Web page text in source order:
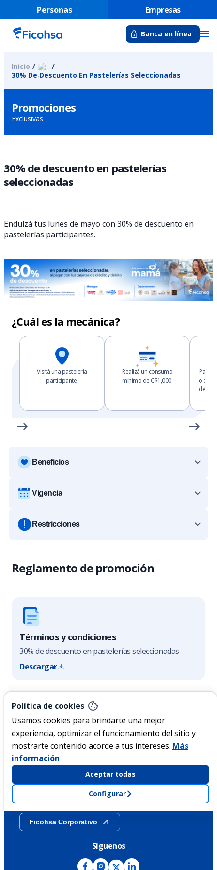
Personas Empresas
Banca en línea
Inicio
30% De Descuento En Pastelerías Seleccionadas
Promociones
Exclusivas
30% de descuento en pastelerías
seleccionadas
Endulzá tus lunes de mayo con 30% de descuento en
pastelerías participantes.
¿Cuál es la mecánica?
Visitá una pastelería
participante.
Realizá un consumo
mínimo de C$1,000.
Pagá
o
Beneficios
Vigencia
Restricciones
Reglamento de promoción
Términos y condiciones
30% de descuento en pastelerías seleccionadas
Descargar
Política de cookies
Usamos cookies para brindarte una mejor
experiencia, optimizar el funcionamiento del sitio y
mostrarte contenido acorde a tus intereses. Más
información
Aceptar todas
Configurar
Nicaragua
Acerca de Ficohsa
Sostenibilidad
Ficohsa Corporativo
Síguenos